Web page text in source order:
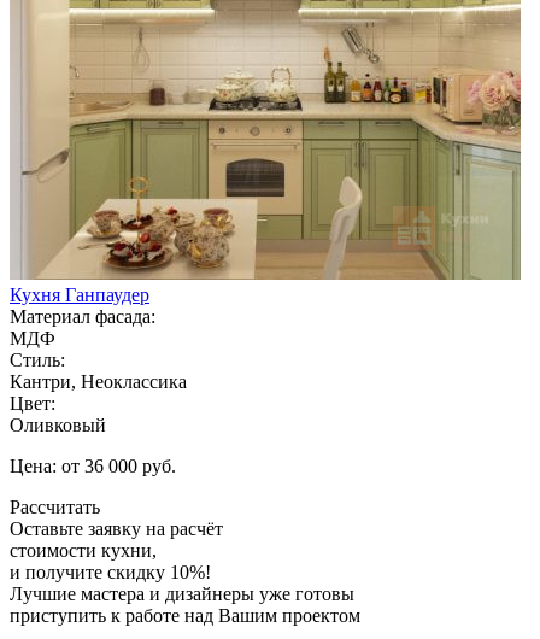
Кухня Ганпаудер
Материал фасада:
МДФ
Стиль:
Кантри, Неоклассика
Цвет:
Оливковый
Цена: от 36 000 руб.
Рассчитать
Оставьте заявку на расчёт
стоимости кухни,
и получите скидку 10%!
Лучшие мастера и дизайнеры уже готовы
приступить к работе над Вашим проектом